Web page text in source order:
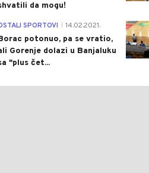
da mogu!
SPORTOVI 14.02.2021.
potonuo, pa se vratio,
Gorenje dolazi u Banjaluku
"plus čet...